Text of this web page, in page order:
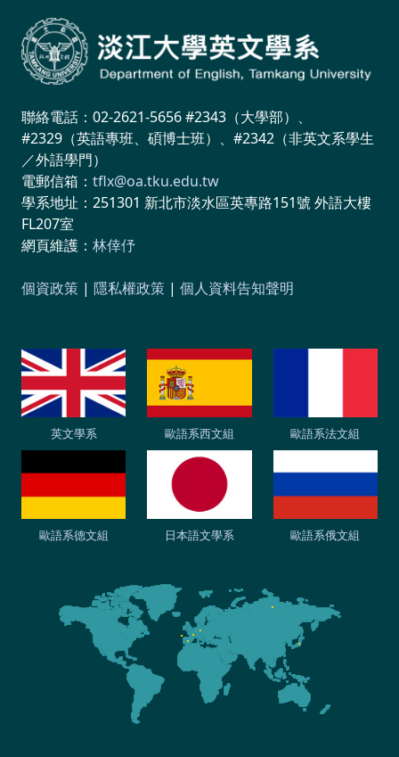
聯絡電話：02-2621-5656 #2343（大學部）、
#2329（英語專班、碩博士班）、#2342（非英文系學生
／外語學門）
電郵信箱： tflx@oa.tku.edu.tw
學系地址：251301 新北市淡水區英專路151號 外語大樓
FL207室
網頁維護： 林倖伃
個資政策 | 隱私權政策 | 個人資料告知聲明
英文學系 歐語系西文組 歐語系法文組
歐語系德文組 日本語文學系 歐語系俄文組